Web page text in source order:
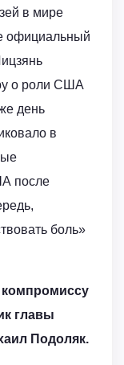
в мире
официальный
о роли США
день
в
после
боль»
главы
Подоляк.